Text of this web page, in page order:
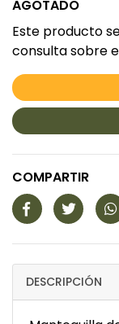
AGOTADO
Este producto
consulta sobre
COMPARTIR
DESCRIPCIÓN